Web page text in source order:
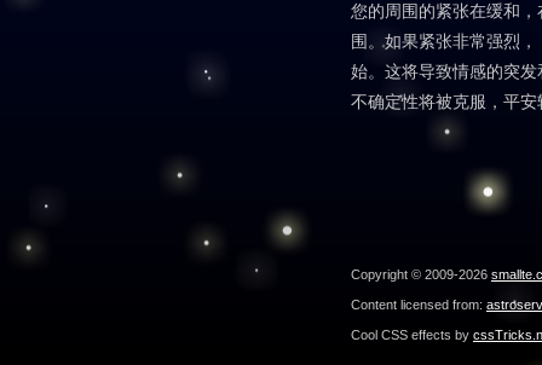
您的周围的紧张在缓和
围。如果紧张非常强烈
始。这将导致情感的突
不确定性将被克服，平
Copyright © 2009-2026
Content licensed from:
Cool CSS effects by